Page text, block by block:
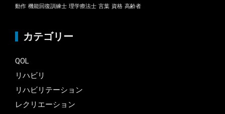
動作 機能回復訓練士 理学療法士 言葉 資格 高齢者
カテゴリー
QOL
リハビリ
リハビリテーション
レクリエーション